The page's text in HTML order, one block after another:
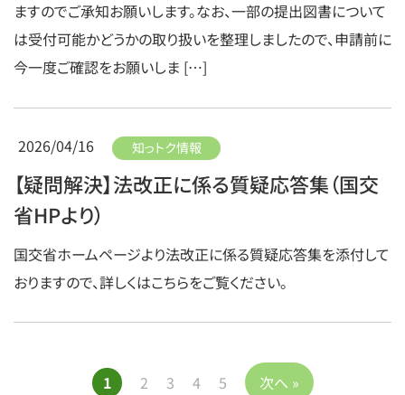
ますのでご承知お願いします。なお、一部の提出図書について
は受付可能かどうかの取り扱いを整理しましたので、申請前に
今一度ご確認をお願いしま […]
2026/04/16 知っトク情報
【疑問解決】法改正に係る質疑応答集（国交
省HPより）
国交省ホームページより法改正に係る質疑応答集を添付して
おりますので、詳しくはこちらをご覧ください。
1 2 3 4 5 次へ »